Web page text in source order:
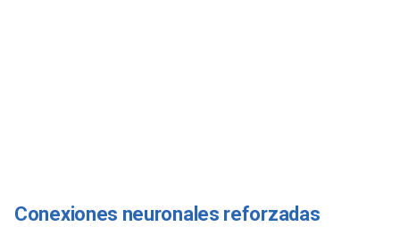
Conexiones neuronales reforzadas